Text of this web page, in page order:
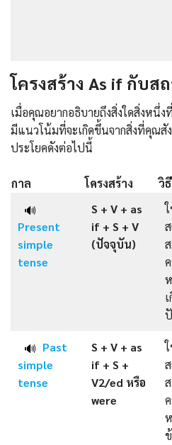
โครงสร้าง As if กับส
เมื่อคุณอยากอธิบายถึงสิ่งใดสิ่งหนึ่
มีแนวโน้มที่จะเกิดขึ้นจากสิ่งที่คุณสัง
ประโยคดังต่อไปนี้
กาล โครงสร้าง วิ
🔊
Present
simple
tense
S + V + as
if + S + V
(ปัจจุบัน)
🔊 Past
simple
tense
S + V + as
if + S +
V2/ed หรือ
were